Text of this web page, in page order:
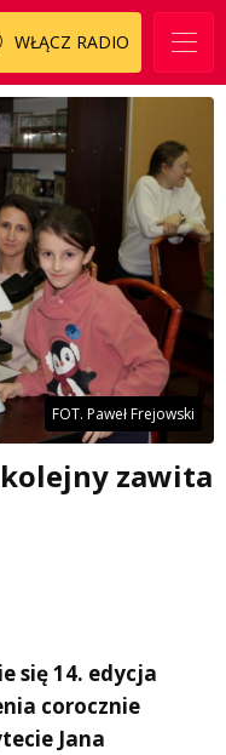
WŁĄCZ RADIO
FOT. Paweł Frejowski
zawita
się 14. edycja
corocznie
Jana